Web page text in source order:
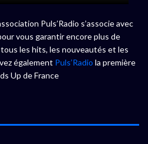
Puls’Radio s’associe avec
vous garantir encore plus de
tous les hits, les nouveautés et les
également Puls’Radio la première
Up de France